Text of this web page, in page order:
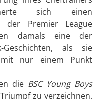
sich einen
der Premier League
damals eine der
Geschichten, als sie
nur einem Punkt
die BSC Young Boys
zu verzeichnen.